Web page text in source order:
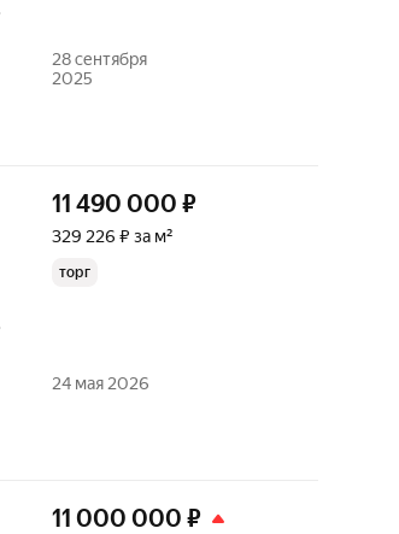
28 сентября
2025
11 490 000 ₽
329 226 ₽ за м²
торг
24 мая 2026
11 000 000 ₽